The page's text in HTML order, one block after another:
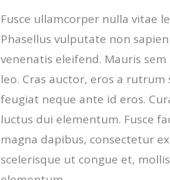
Fusce ullamcorper nulla vitae
Phasellus vulputate non
venenatis eleifend. Mauris
leo. Cras auctor, eros a
feugiat neque ante id eros.
luctus dui elementum. Fusce
magna dapibus, consectetur
scelerisque ut congue et,